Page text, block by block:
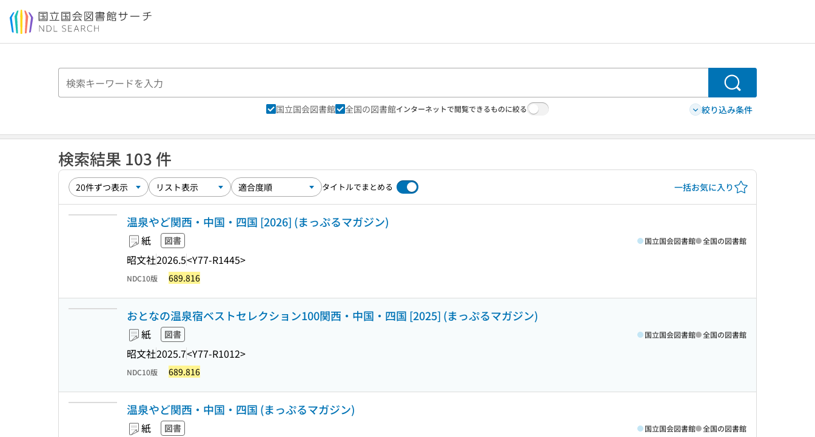
本文へ移動
検索
国立国会図書館 全国の図書館インターネットで閲覧できるものに絞る 絞り込み条件
検索結果 103 件
タイトルでまとめる 一括お気に入り
温泉やど関西・中国・四国 [2026] (まっぷるマガジン)
紙 図書
昭文社2026.5<Y77-R1445>
国立国会図書館 全国の図書館
NDC10版 689.816
おとなの温泉宿ベストセレクション100関西・中国・四国 [2025] (まっぷるマガジン)
紙 図書
昭文社2025.7<Y77-R1012>
国立国会図書館 全国の図書館
NDC10版 689.816
温泉やど関西・中国・四国 (まっぷるマガジン)
紙 図書 国立国会図書館 全国の図書館